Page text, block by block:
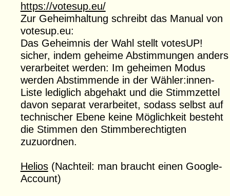
https://votesup.eu/
Zur Geheimhaltung schreibt das Manual von
votesup.eu:
Das Geheimnis der Wahl stellt votesUP!
sicher, indem geheime Abstimmungen anders
verarbeitet werden: Im geheimen Modus
werden Abstimmende in der Wähler:innen-
Liste lediglich abgehakt und die Stimmzettel
davon separat verarbeitet, sodass selbst auf
technischer Ebene keine Möglichkeit besteht
die Stimmen den Stimmberechtigten
zuzuordnen.
Helios(Nachteil: man braucht einen Google-
Account)